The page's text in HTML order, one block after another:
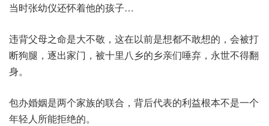
当时张幼仪还怀着他的孩子…
违背父母之命是大不敬，这在以前是想都不敢想的，会被打
断狗腿，逐出家门，被十里八乡的乡亲们唾弃，永世不得翻
身。
包办婚姻是两个家族的联合，背后代表的利益根本不是一个
年轻人所能拒绝的。